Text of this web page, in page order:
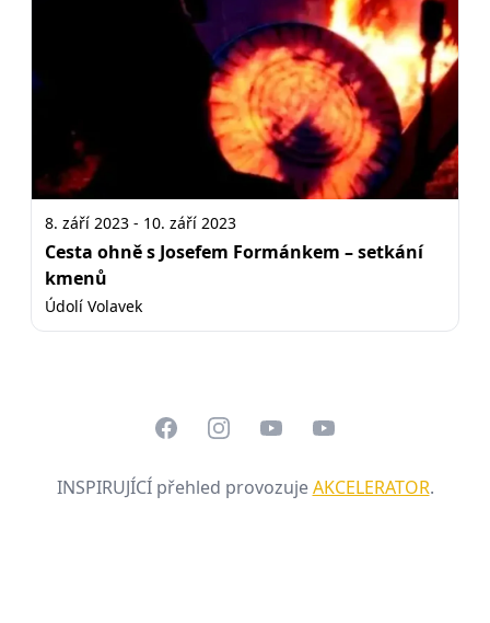
8. září 2023 - 10. září 2023
Cesta ohně s Josefem Formánkem – setkání
kmenů
Údolí Volavek
FacebookInstagramYouTubeLinkedIn
INSPIRUJÍCÍ přehled provozujeAKCELERATOR.